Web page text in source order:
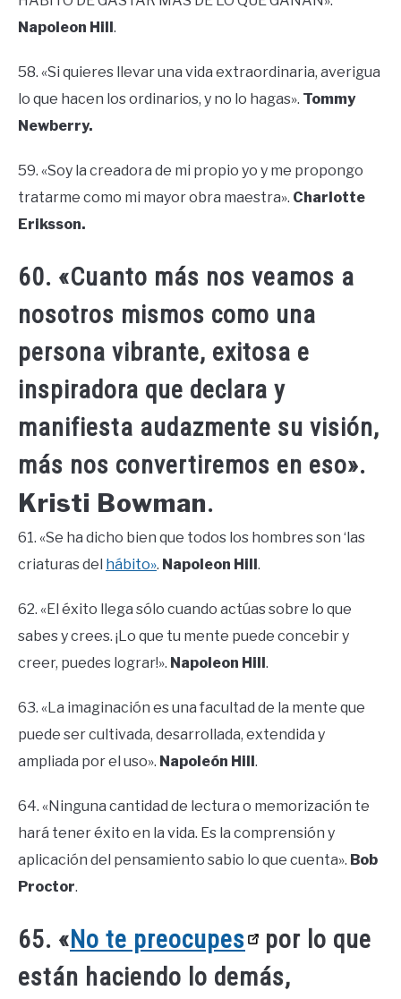
Napoleon Hill.
58. «Si quieres llevar una vida extraordinaria, averigua
lo que hacen los ordinarios, y no lo hagas». Tommy
Newberry.
59. «Soy la creadora de mi propio yo y me propongo
tratarme como mi mayor obra maestra». Charlotte
Eriksson.
60. «Cuanto más nos veamos a
nosotros mismos como una
persona vibrante, exitosa e
inspiradora que declara y
manifiesta audazmente su visión,
más nos convertiremos en eso».
Kristi Bowman.
61. «Se ha dicho bien que todos los hombres son ‘las
criaturas del hábito». Napoleon Hill .
62. «El éxito llega sólo cuando actúas sobre lo que
sabes y crees. ¡Lo que tu mente puede concebir y
creer, puedes lograr!». Napoleon Hill .
63. «La imaginación es una facultad de la mente que
puede ser cultivada, desarrollada, extendida y
ampliada por el uso». Napoleón Hill .
64. «Ninguna cantidad de lectura o memorización te
hará tener éxito en la vida. Es la comprensión y
aplicación del pensamiento sabio lo que cuenta». Bob
Proctor.
65. «No te preocupes
por lo que
están haciendo lo demás,